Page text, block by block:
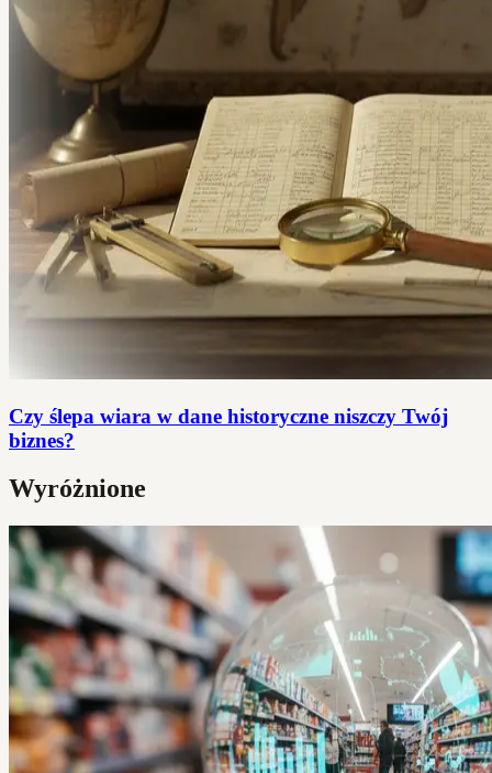
Czy ślepa wiara w dane historyczne niszczy Twój
biznes?
Wyróżnione